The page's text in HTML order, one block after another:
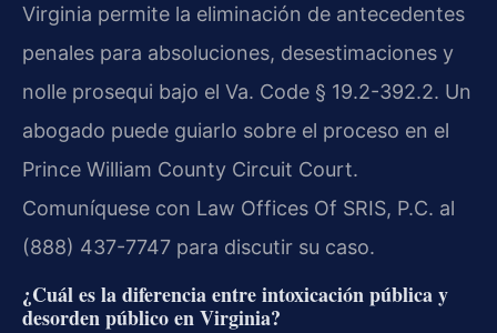
Virginia permite la eliminación de antecedentes
penales para absoluciones, desestimaciones y
nolle prosequi bajo el Va. Code § 19.2-392.2. Un
abogado puede guiarlo sobre el proceso en el
Prince William County Circuit Court.
Comuníquese con Law Offices Of SRIS, P.C. al
(888) 437-7747 para discutir su caso.
¿Cuál es la diferencia entre intoxicación pública y
desorden público en Virginia?